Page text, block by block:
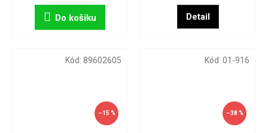
Do košíku Detail
–15 %
Kód: 89602605
–38 %
Kód: 01-916